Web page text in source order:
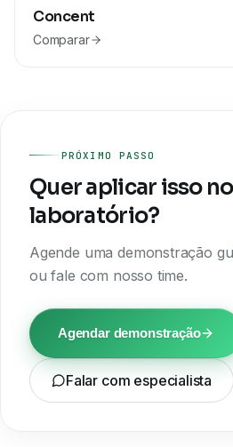
Concent
Comparar
PRÓXIMO PASSO
Quer aplicar isso
laboratório?
Agende uma demonstração
ou fale com nosso time.
Agendar demonstração
Falar com especialista